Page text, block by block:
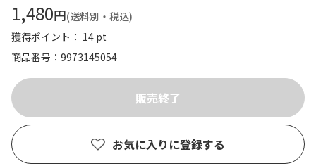
1,480円(送料別・税込)
獲得ポイント： 14 pt
商品番号
9973145054
お気に入りに登録する